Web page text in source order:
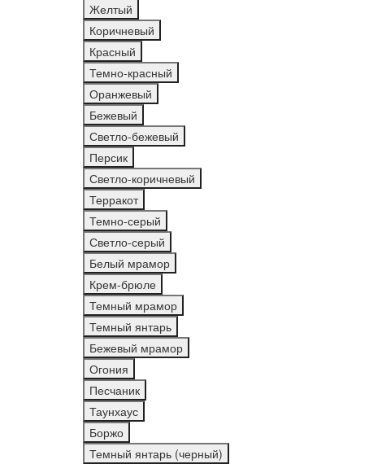
Желтый
Коричневый
Красный
Темно-красный
Оранжевый
Бежевый
Светло-бежевый
Персик
Светло-коричневый
Терракот
Темно-серый
Светло-серый
Белый мрамор
Крем-брюле
Темный мрамор
Темный янтарь
Бежевый мрамор
Огония
Песчаник
Таунхаус
Боржо
Темный янтарь (черный)